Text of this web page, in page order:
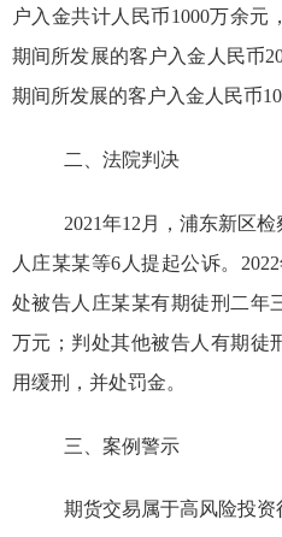
户入金共计人民币1000万余
期间所发展的客户入金人民币
期间所发展的客户入金人民币
二、 法院判决
2021年12月，浦东新区
人庄某某等6人提起公诉。
处被告人庄某某有期徒刑二年
万元；判处其他被告人有期徒
用缓刑，并处罚金。
三、案例警示
期货交易属于高风险投